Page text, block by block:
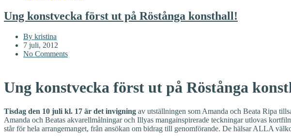
Ung konstvecka först ut på Röstånga konsthall!
By kristina
7 juli, 2012
No Comments
Ung konstvecka först ut på Röstånga
Tisdag den 10 juli kl. 17 är det invigning av utställningen som Amanda och Beata Ripa
Amanda och Beatas akvarellmålningar och Illyas mangainspirerade teckningar utlovas
står för hela arrangemanget, från ansökan om bidrag till genomförande. De hälsar ALLA